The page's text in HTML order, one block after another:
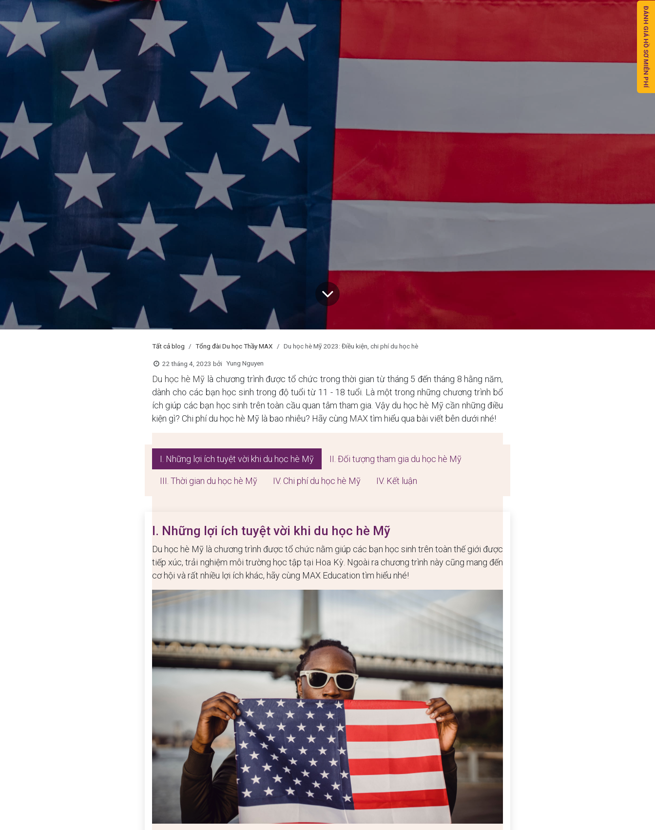
Tất cả blog Tổng đài Du học Thầy MAX Du học hè Mỹ 2023: Điều kiện, chi phí du học hè
22 tháng 4, 2023 bởi Yung Nguyen
Du học hè Mỹ là chương trình được tổ chức trong thời gian từ tháng 5 đến tháng 8 hằng năm,
dành cho các bạn học sinh trong độ tuổi từ 11 - 18 tuổi. Là một trong những chương trình bổ
ích giúp các bạn học sinh trên toàn cầu quan tâm tham gia. Vậy du học hè Mỹ cần những điều
kiện gì? Chi phí du học hè Mỹ là bao nhiêu? Hãy cùng MAXtìm hiểu qua bài viết bên dưới nhé!
I. Những lợi ích tuyệt vời khi du học hè Mỹ II. Đối tượng tham gia du học hè Mỹ
III. Thời gian du học hè Mỹ IV. Chi phí du học hè Mỹ IV. Kết luận
I. Những lợi ích tuyệt vời khi du học hè Mỹ
Du học hè Mỹ là chương trình được tổ chức nằm giúp các bạn học sinh trên toàn thế giới được
tiếp xúc, trải nghiệm môi trường học tập tại Hoa Kỳ. Ngoài ra chương trình này cũng mang đến
cơ hội và rất nhiều lợi ích khác, hãy cùng MAX Education tìm hiểu nhé!
ĐÁNH GIÁ HỒ SƠ MIỄN PHÍ